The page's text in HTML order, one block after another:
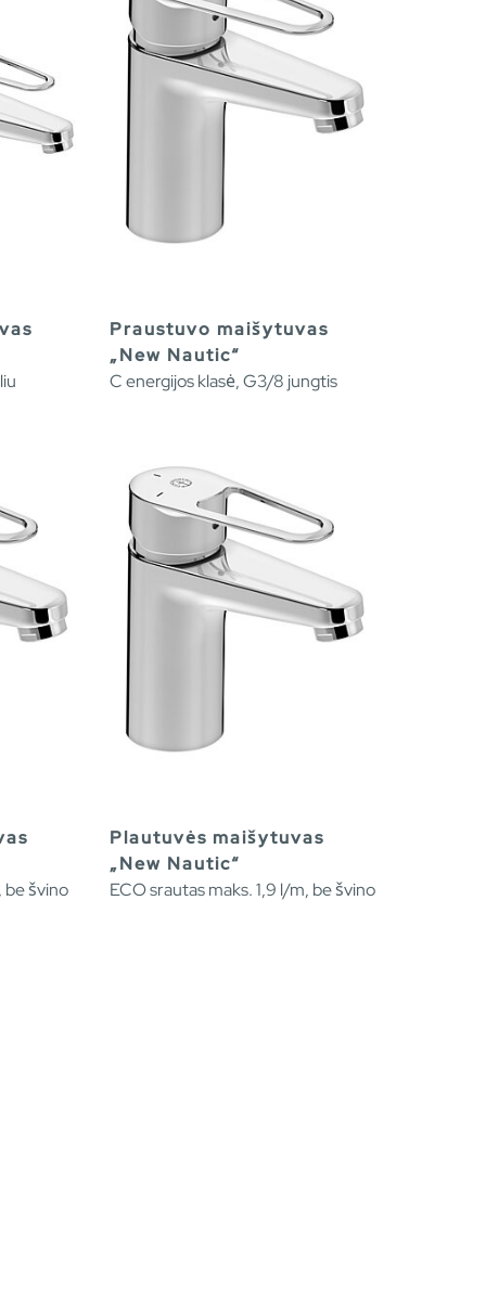
Praustuvo maišytuvas
„New Nautic“
C energijos klasė, G3/8 jungtis
be švino
Plautuvės maišytuvas
„New Nautic“
ECO srautas maks. 1,9 l/m, be švino